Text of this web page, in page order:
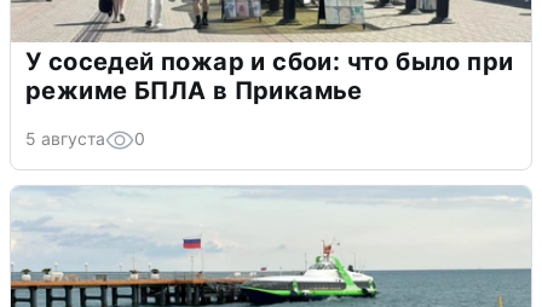
У соседей пожар и сбои: что было при
режиме БПЛА в Прикамье
5 августа 0